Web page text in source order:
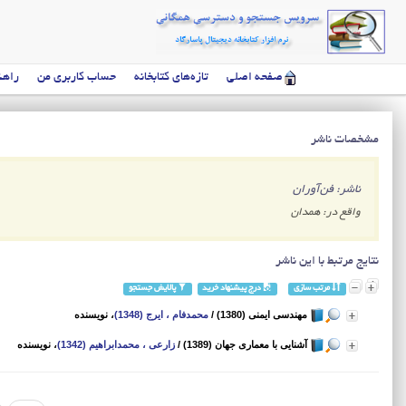
صفحه اصلی تازه‌های کتابخانه حساب کاربری من
مشخصات ناشر
ناشر: فن‌آوران
واقع در: همدان
نتایج مرتبط با این ناشر
مرتب سازی درج پیشنهاد خرید پالایش جستجو
مهندسی ایمنی (1380) / محمدفام ، ایرج (1348) ، نویسنده
آشنایی با معماری جهان (1389) / زارعی ، محمدابراهیم (1342) ، نویسنده